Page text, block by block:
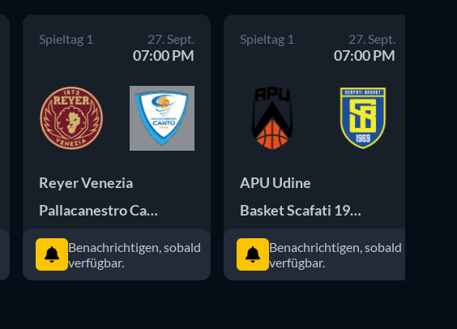
Spieltag 1 27. Sept.
07:00 PM
Reyer Venezia
Pallacanestro Cantù
Benachrichtigen, sobald
verfügbar.
Spieltag 1 27. Sept.
07:00 PM
APU Udine
Basket Scafati 1969
Benachrichtigen, sobald
verfügbar.